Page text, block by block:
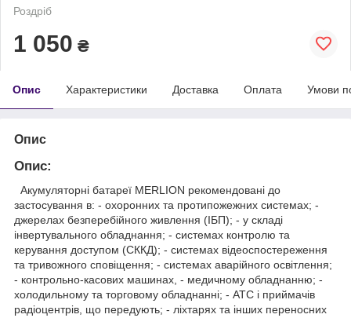
Роздріб
1 050 ₴
Опис Характеристики Доставка Оплата Умови
Опис
Опис:
Акумуляторні батареї MERLION рекомендовані до
застосування в: - охоронних та протипожежних системах; -
джерелах безперебійного живлення (ІБП); - у складі
інвертувального обладнання; - системах контролю та
керування доступом (СККД); - системах відеоспостереження
та тривожного сповіщення; - системах аварійного освітлення;
- контрольно-касових машинах, - медичному обладнанню; -
холодильному та торговому обладнанні; - АТС і приймачів
радіоцентрів, що передують; - ліхтарях та інших переносних